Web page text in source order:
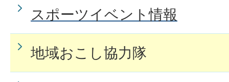
スポーツイベント情報
地域おこし協力隊